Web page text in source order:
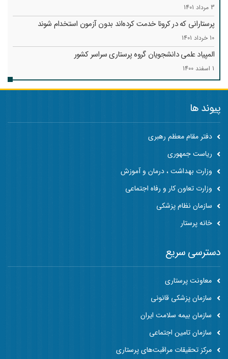
3 مرداد 1401
پرستارانی که در کرونا خدمت کرد‌ه‌اند بدون آزمون استخدام شوند
10 خرداد 1401
المپیاد علمی دانشجویان گروه پرستاری سراسر کشور
1 اسفند 1400
پیوند ها
دفتر مقام معظم رهبری
ریاست جمهوری
وزارت بهداشت ، درمان و آموزش
وزارت تعاون کار و رفاه اجتماعی
سازمان نظام پزشکی
خانه پرستار
دسترسی سریع
معاونت پرستاری
سازمان پزشکی قانونی
سازمان بیمه سلامت ایران
سازمان تامین اجتماعی
مرکز تحقیقات مراقبت‌های پرستاری